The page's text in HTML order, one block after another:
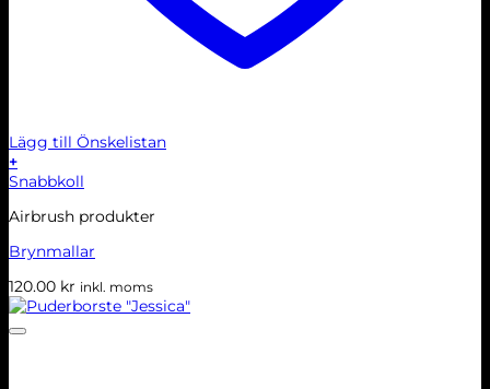
Lägg till Önskelistan
+
Snabbkoll
Airbrush produkter
Brynmallar
120.00 kr inkl. moms